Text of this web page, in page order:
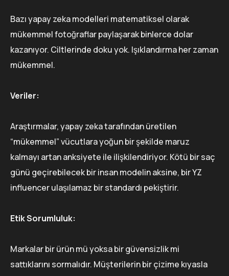
Bazı yapay zeka modelleri matematiksel olarak
mükemmel fotoğraflar paylaşarak binlerce dolar
kazanıyor. Ciltlerinde doku yok. Işıklandırma her zaman
mükemmel.
Veriler:
Araştırmalar, yapay zeka tarafından üretilen
“mükemmel” vücutlara yoğun bir şekilde maruz
kalmayı artan anksiyete ile ilişkilendiriyor. Kötü bir saç
günü geçirebilecek bir insan modelin aksine, bir YZ
influencer ulaşılamaz bir standardı pekiştirir.
Etik Sorumluluk:
Markalar bir ürün mü yoksa bir güvensizlik mi
sattıklarını sormalıdır. Müşterilerin bir çizime kıyasla